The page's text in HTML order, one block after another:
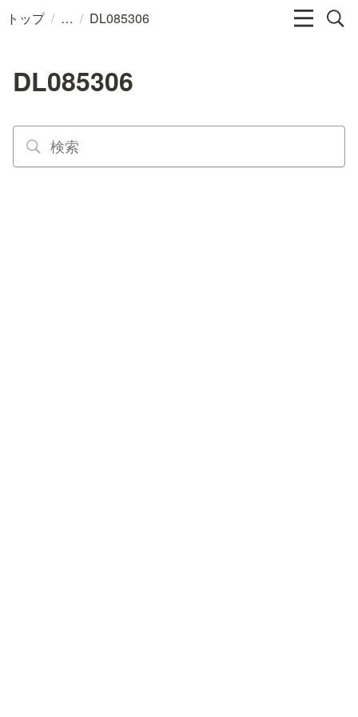
トップ / / DL085306
DL085306